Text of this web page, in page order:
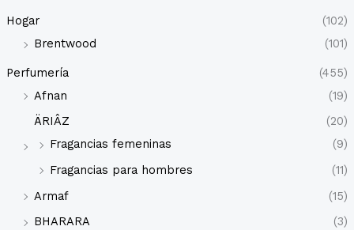
Hogar
(102)
Brentwood
(101)
Perfumería
(455)
Afnan
(19)
ÄRIÂZ
(20)
Fragancias femeninas
(9)
Fragancias para hombres
(11)
Armaf
(15)
BHARARA
(3)